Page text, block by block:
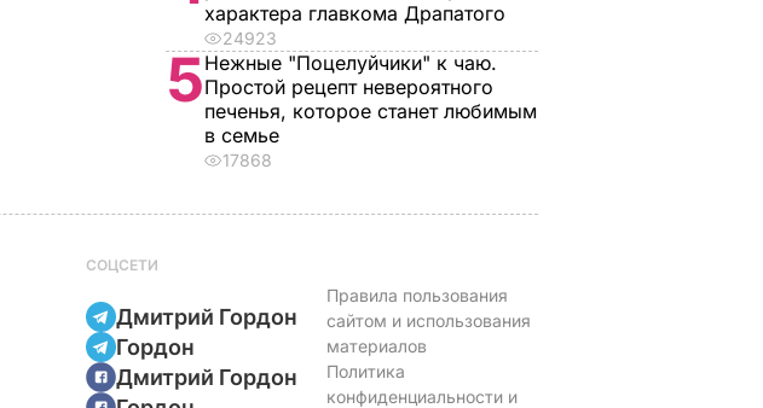
характера главкома Драпатого
24923
5Нежные "Поцелуйчики" к чаю.
Простой рецепт невероятного
печенья, которое станет любимым
в семье
17868
СОЦСЕТИ
Дмитрий Гордон
Гордон
Дмитрий Гордон
Правила пользования
сайтом и использования
материалов
Политика
конфиденциальности и